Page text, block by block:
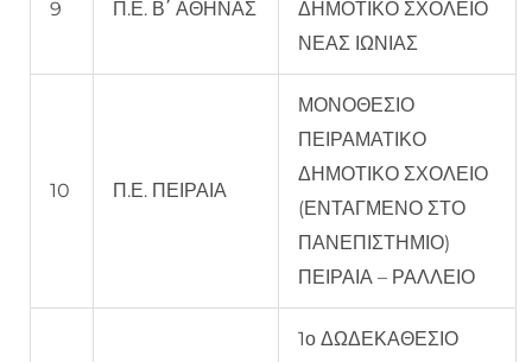
9 Π.Ε. Β΄ ΑΘΗΝΑΣ
ΔΗΜΟΤΙΚΟ ΣΧΟΛΕΙΟ
ΝΕΑΣ ΙΩΝΙΑΣ
10 Π.Ε. ΠΕΙΡΑΙΑ
ΜΟΝΟΘΕΣΙΟ
ΠΕΙΡΑΜΑΤΙΚΟ
ΔΗΜΟΤΙΚΟ ΣΧΟΛΕΙΟ
(ΕΝΤΑΓΜΕΝΟ ΣΤΟ
ΠΑΝΕΠΙΣΤΗΜΙΟ)
ΠΕΙΡΑΙΑ – ΡΑΛΛΕΙΟ
1ο ΔΩΔΕΚΑΘΕΣΙΟ